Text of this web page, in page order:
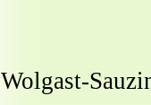
Wolgast-